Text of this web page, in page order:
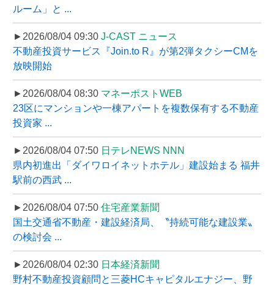
ルーム」と ...
►2026/08/04 09:30 J-CAST ニュース
不動産投資サービス『Join.to R』が第2弾タクシーCMを
放映開始
►2026/08/04 08:30 マネーポストWEB
23区にマンションや一棟アパートを複数保有する不動産
投資家 ...
►2026/08/04 07:50 日テレNEWS NNN
県内初進出「ダイワロイネットホテル」建設始まる 福井
駅前の西武 ...
►2026/08/04 07:50 住宅産業新聞
国土交通省不動産・建設経済局、〝持続可能な建設業〟
の検討会 ...
►2026/08/04 02:30 日本経済新聞
野村不動産投資顧問と三菱HCキャピタルエナジー、野